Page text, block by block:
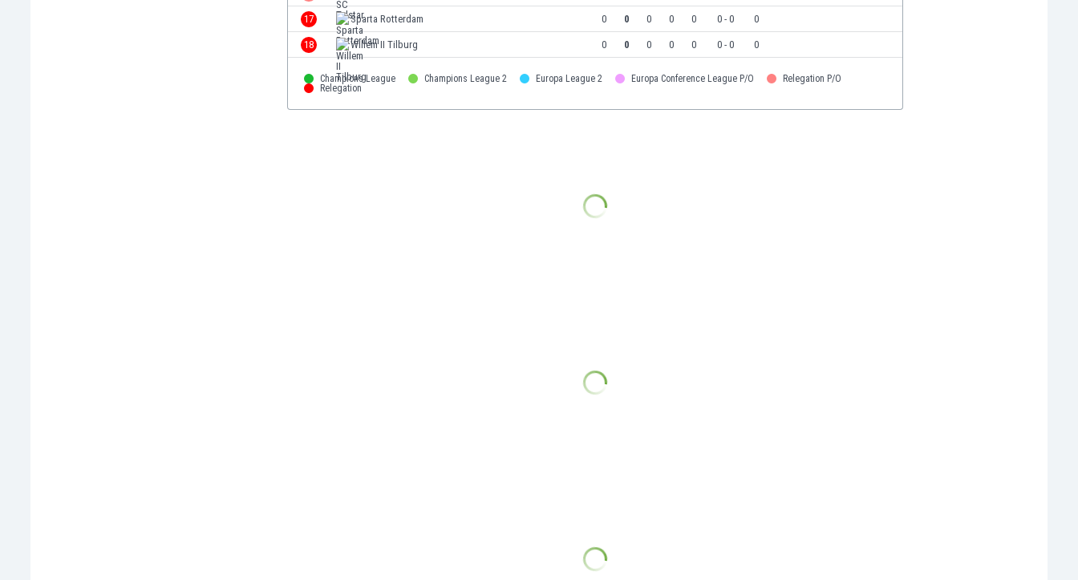
17 Sparta Rotterdam 0 0 0 0 0 0 - 0 0
18 Willem II Tilburg 0 0 0 0 0 0 - 0 0
Champions League Champions League 2 Europa League 2 Europa Conference League P/O
Relegation P/O
Relegation